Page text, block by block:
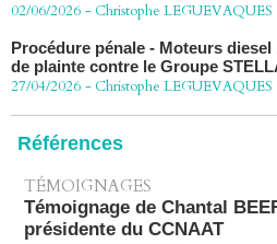
Procédure pénale - Moteurs
de plainte contre le Groupe
27/04/2026 -Christophe LEGUEVAQUES
Péage autoroute : tout savoir (ou
collective ouverte le 2 avril
07/04/2026 -Christophe LEGUEVAQUES
Références
TÉMOIGNAGES
Témoignage de Chantal
présidente du CCNAAT